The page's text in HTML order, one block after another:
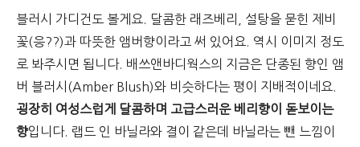
블러시 가디건도 볼게요. 달콤한 래즈베리, 설탕을 묻힌 제비
꽃(응??)과 따뜻한 앰버향이라고 써 있어요. 역시 이미지 정도
로 봐주시면 됩니다. 배쓰앤바디웍스의 지금은 단종된 향인 앰
버 블러시(Amber Blush)와 비슷하다는 평이 지배적이네요.
굉장히 여성스럽게 달콤하며 고급스러운 베리향이 돋보이는
향입니다. 랩드 인 바닐라와 결이 같은데 바닐라는 뺀 느낌이